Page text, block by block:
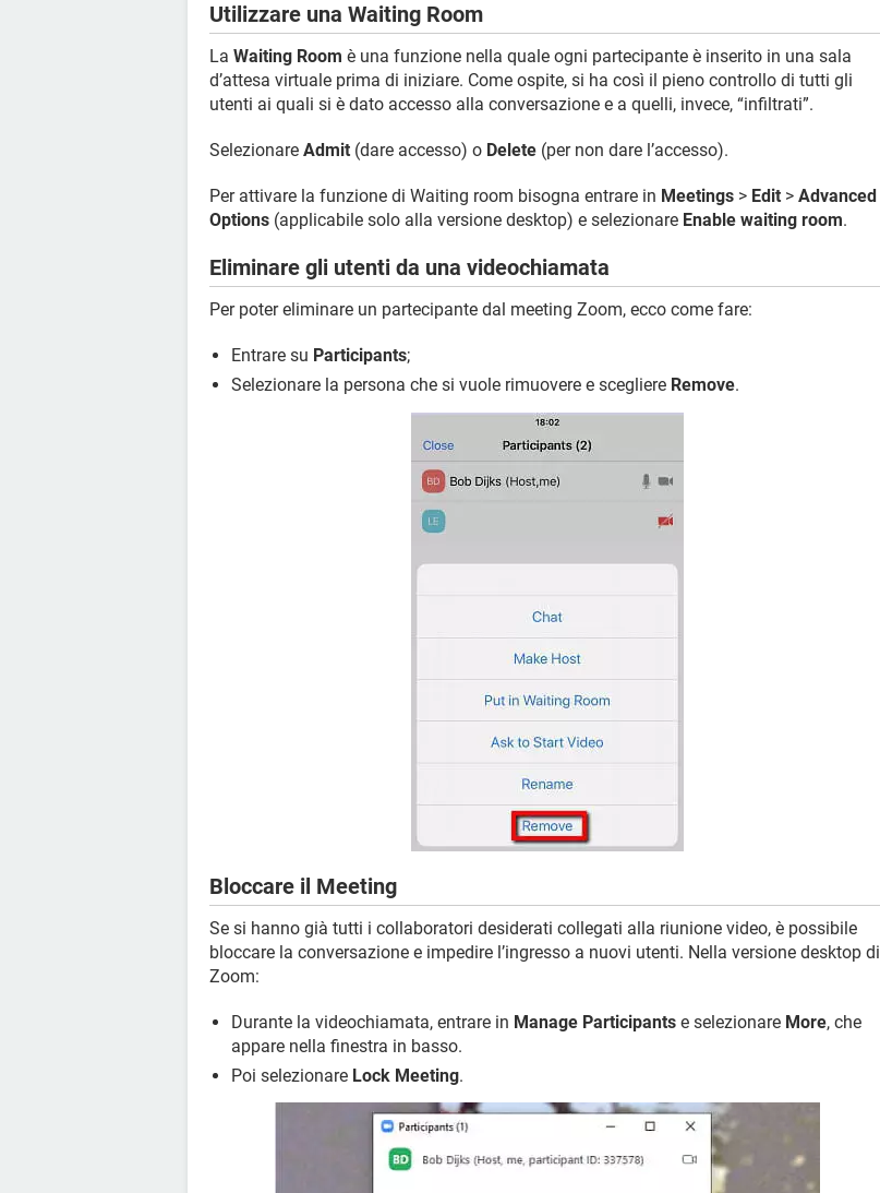
Utilizzare una Waiting Room
La Waiting Room è una funzione nella quale ogni partecipante è inserito in una sala
d’attesa virtuale prima di iniziare. Come ospite, si ha così il pieno controllo di tutti gli
utenti ai quali si è dato accesso alla conversazione e a quelli, invece, “infiltrati”.
Selezionare Admit (dare accesso) o Delete (per non dare l’accesso).
Per attivare la funzione di Waiting room bisogna entrare in Meetings > Edit > Advanced
Options (applicabile solo alla versione desktop) e selezionare Enable waiting room.
Eliminare gli utenti da una videochiamata
Per poter eliminare un partecipante dal meeting Zoom, ecco come fare:
Entrare su Participants;
Selezionare la persona che si vuole rimuovere e scegliere Remove.
Bloccare il Meeting
Se si hanno già tutti i collaboratori desiderati collegati alla riunione video, è possibile
bloccare la conversazione e impedire l’ingresso a nuovi utenti. Nella versione desktop di
Zoom:
Durante la videochiamata, entrare in Manage Participants e selezionare More, che
appare nella finestra in basso.
Poi selezionare Lock Meeting.